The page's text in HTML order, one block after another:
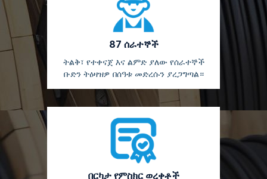
87 ሰራተኞች
ትልቅ፣ የተቀናጀ እና ልምድ ያለው የሰራተኞች
ቡድን ትዕዛዝዎ በሰዓቱ መድረሱን ያረጋግጣል።
በርካታ የምስክር ወረቀቶች